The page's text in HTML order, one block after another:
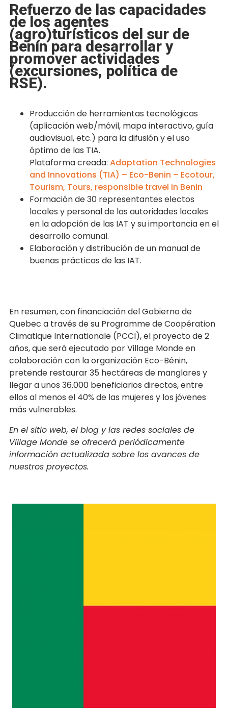
Refuerzo de las capacidades
de los agentes
(agro)turísticos del sur de
Benín para desarrollar y
promover actividades
(excursiones, política de
RSE).
Producción de herramientas tecnológicas
(aplicación web/móvil, mapa interactivo, guía
audiovisual, etc.) para la difusión y el uso
óptimo de las TIA.
Plataforma creada: Adaptation Technologies
and Innovations (TIA) – Eco-Benin – Ecotour,
Tourism, Tours, responsible travel in Benin
Formación de 30 representantes electos
locales y personal de las autoridades locales
en la adopción de las IAT y su importancia en el
desarrollo comunal.
Elaboración y distribución de un manual de
buenas prácticas de las IAT.
En resumen, con financiación del Gobierno de
Quebec a través de su Programme de Coopération
Climatique Internationale (PCCI), el proyecto de 2
años, que será ejecutado por Village Monde en
colaboración con la organización Eco-Bénin,
pretende restaurar 35 hectáreas de manglares y
llegar a unos 36.000 beneficiarios directos, entre
ellos al menos el 40% de las mujeres y los jóvenes
más vulnerables.
En el sitio web, el blog y las redes sociales de
Village Monde se ofrecerá periódicamente
información actualizada sobre los avances de
nuestros proyectos.